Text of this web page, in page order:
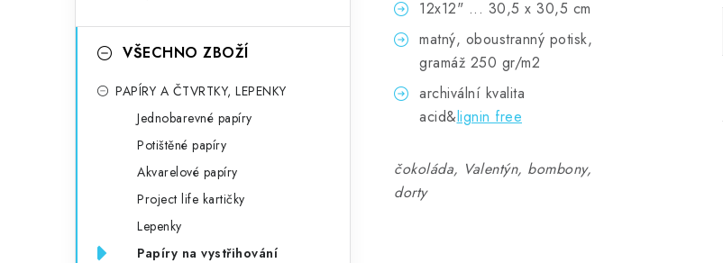
VŠECHNO ZBOŽÍ
PAPÍRY A ČTVRTKY, LEPENKY
Jednobarevné papíry
Potištěné papíry
Akvarelové papíry
Project life kartičky
Lepenky
Papíry na vystřihování
12x12" ... 30,5 x 30,5 cm
matný, oboustranný potisk,
gramáž 250 gr/m2
archivální kvalita
acid&lignin free
čokoláda, Valentýn, bombony,
dorty